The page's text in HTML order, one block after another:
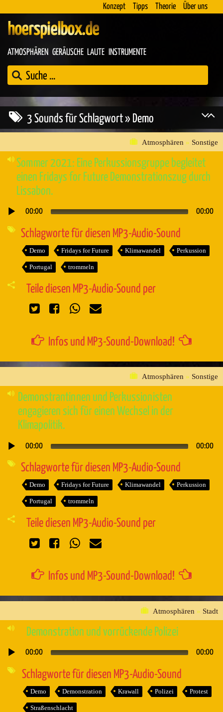
Konzept Tipps Theorie Über uns
hoerspielbox.de
ATMOSPHÄREN GERÄUSCHE LAUTE INSTRUMENTE
3 Sounds für Schlagwort » Demo
Atmosphären » Sonstige
Sommer 2021: Eine Perkussionsgruppe begleitet
einen Fridays for Future Demonstrationszug durch
Lissabon.
Audio-
00:00 00:00
Schlagworte für diesen MP3-Audio-Sound
Demo Fridays for Future Klimawandel Perkussion
Portugal trommeln
Teile diesen MP3-Audio-Sound per
Infos und MP3-Sound-Download!
Atmosphären » Sonstige
Demonstrantinnen und Perkussionisten
engagieren sich für einen Wechsel in der
Klimapolitik.
Audio-
00:00 00:00
Schlagworte für diesen MP3-Audio-Sound
Demo Fridays for Future Klimawandel Perkussion
Portugal trommeln
Teile diesen MP3-Audio-Sound per
Infos und MP3-Sound-Download!
Atmosphären » Stadt
Demonstration und vorrückende Polizei
Audio-
00:00 00:00
Schlagworte für diesen MP3-Audio-Sound
Demo Demonstration Krawall Polizei Protest
Straßenschlacht